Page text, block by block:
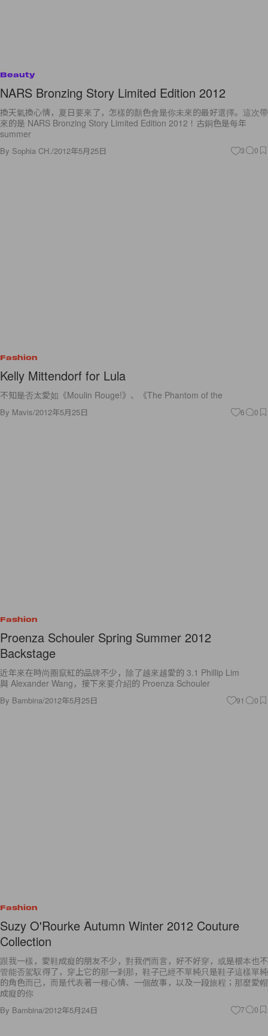
Beauty
NARS Bronzing Story Limited Edition 2012
換天氣換心情，夏日要來了，怎樣的顏色會是你未來的最好選擇。這次帶
來的是 NARS Bronzing Story Limited Edition 2012！古銅色是每年
summer
By Sophia CH. /2012年5月25日 3 0
Fashion
Kelly Mittendorf for Lula
不知是否太愛如《Moulin Rouge!》、《The Phantom of the
By Mavis/2012年5月25日 6 0
Fashion
Proenza Schouler Spring Summer 2012
Backstage
近年來在時尚圈竄紅的品牌不少，除了越來越愛的 3.1 Phillip Lim
與 Alexander Wang，接下來要介紹的 Proenza Schouler
By Bambina/2012年5月25日 91 0
Fashion
Suzy O'Rourke Autumn Winter 2012 Couture
Collection
跟我一樣，愛鞋成癡的朋友不少，對我們而言，好不好穿，或是根本也不
管能否駕馭得了，穿上它的那一剎那，鞋子已經不單純只是鞋子這樣單純
的角色而已，而是代表著一種心情、一個故事，以及一段旅程；那麼愛帽
成癡的你
By Bambina/2012年5月24日 7 0